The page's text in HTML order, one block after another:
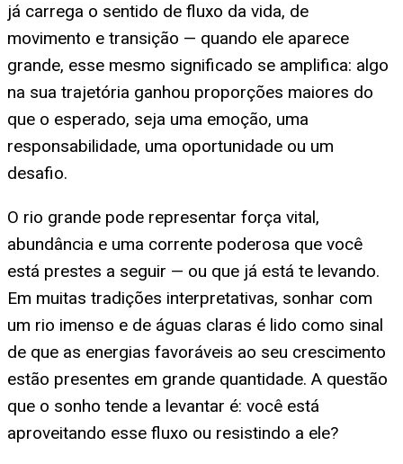
já carrega o sentido de fluxo da vida, de
movimento e transição — quando ele aparece
grande, esse mesmo significado se amplifica: algo
na sua trajetória ganhou proporções maiores do
que o esperado, seja uma emoção, uma
responsabilidade, uma oportunidade ou um
desafio.
O rio grande pode representar força vital,
abundância e uma corrente poderosa que você
está prestes a seguir — ou que já está te levando.
Em muitas tradições interpretativas, sonhar com
um rio imenso e de águas claras é lido como sinal
de que as energias favoráveis ao seu crescimento
estão presentes em grande quantidade. A questão
que o sonho tende a levantar é: você está
aproveitando esse fluxo ou resistindo a ele?